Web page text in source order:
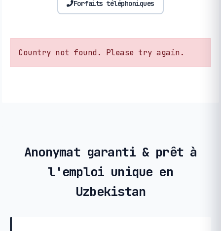
Forfaits téléphoniques
Country not found. Please try again.
Anonymat garanti & prêt à
l'emploi unique en
Uzbekistan